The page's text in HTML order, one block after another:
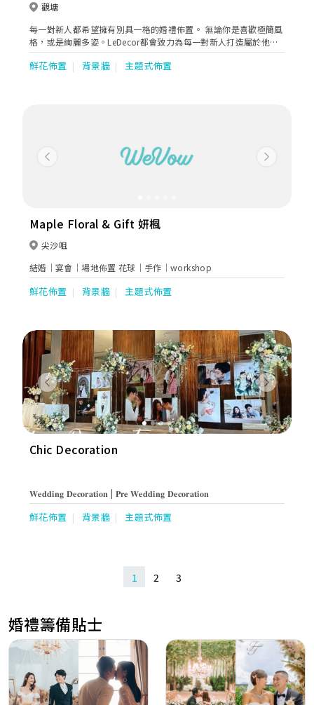
觀塘
每一對新人都希望擁有別具一格的婚禮佈置。 無論你是喜歡極簡風
格，或是絢麗多姿。LeDecor都會致力為每一對新人打造屬於他們
的個人化場地佈置。
鮮花佈置 背景牆 主題式佈置
Previous Next
Maple Floral & Gift 妍楓
尖沙咀
結婚｜宴會｜場地佈置 花球｜手作｜workshop
鮮花佈置 背景牆 主題式佈置
Previous Next
Chic Decoration
𝐖𝐞𝐝𝐝𝐢𝐧𝐠 𝐃𝐞𝐜𝐨𝐫𝐚𝐭𝐢𝐨𝐧 | 𝐏𝐫𝐞 𝐖𝐞𝐝𝐝𝐢𝐧𝐠 𝐃𝐞𝐜𝐨𝐫𝐚𝐭𝐢𝐨𝐧
鮮花佈置 背景牆 主題式佈置
1 2 3
婚禮籌備貼士